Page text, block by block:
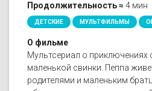
Продолжительность ≈ 4 мин
ДЕТСКИЕ МУЛЬТФИЛЬМЫ
О фильме
Мультсериал о приключениях
маленькой свинки. Пеппа
родителями и маленьким